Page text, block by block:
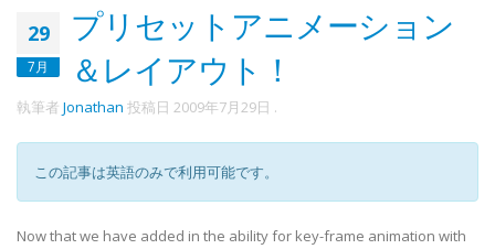
29
7月
プリセットアニメーション
＆レイアウト！
執筆者 Jonathan 投稿日 2009年7月29日 .
この記事は英語のみで利用可能です。
Now that we have added in the ability for key-frame animation with